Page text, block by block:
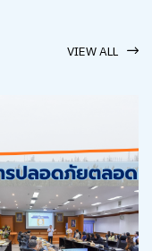
VIEW ALL